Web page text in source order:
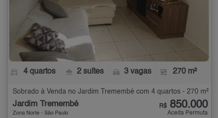
4 quartos 2 suítes 3 vagas 270 m²
Sobrado à Venda no Jardim Tremembé com 4 quartos - 270 m²
Jardim Tremembé
Zona Norte - São Paulo
R$ 850.000
Aceita Permuta